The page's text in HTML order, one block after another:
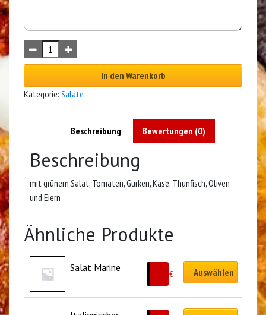
In den Warenkorb
Kategorie: Salate
Beschreibung Bewertungen (0)
Beschreibung
mit grünem Salat, Tomaten, Gurken, Käse, Thunfisch, Oliven
und Eiern
Ähnliche Produkte
Salat Marine
8.50€ Auswählen